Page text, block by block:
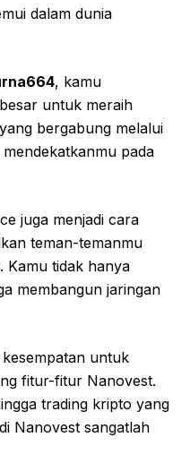
dalam dunia
, kamu
untuk meraih
bergabung melalui
pada
juga menjadi cara
teman-temanmu
Kamu tidak hanya
membangun jaringan
untuk
fitur-fitur Nanovest.
trading kripto yang
Nanovest sangatlah